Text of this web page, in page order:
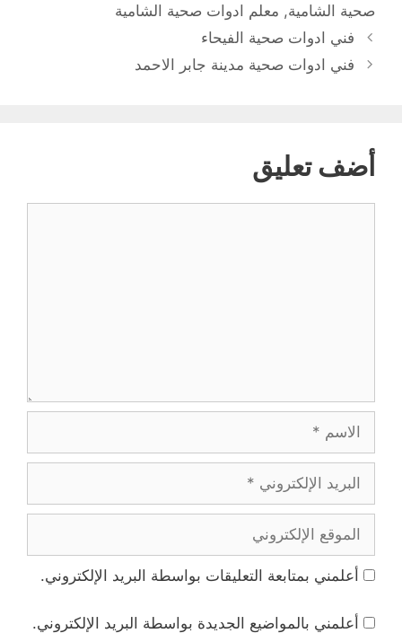
صحية الشامية, معلم ادوات صحية الشامية
فني ادوات صحية الفيحاء
فني ادوات صحية مدينة جابر الاحمد
أضف تعليق
الإلكتروني
الإلكتروني
أعلمني بمتابعة التعليقات بواسطة البريد الإلكتروني.
أعلمني بالمواضيع الجديدة بواسطة البريد الإلكتروني.